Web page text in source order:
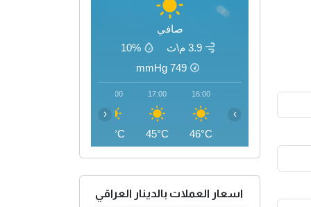
صافي
3.9 م\ث
10%
749
mmHg
16:00
46°C
17:00
45°C
18:00
44°C
‹ ›
اسعار العملات بالدينار العراقي